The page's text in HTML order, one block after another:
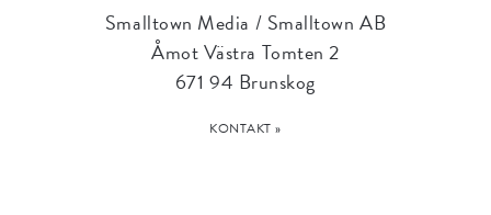
Smalltown Media / Smalltown AB
Åmot Västra Tomten 2
671 94 Brunskog
KONTAKT »